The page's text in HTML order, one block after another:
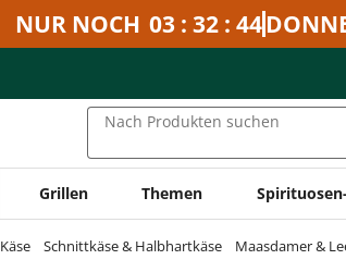
NUR NOCH 03 : 32 : 44
Nach Produkten suchen
Grillen Themen
Käse Schnittkäse & Halbhartkäse Maasdamer &